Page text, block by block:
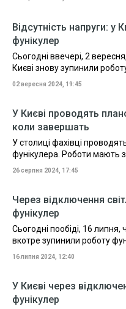
Відсутність напруги: у
фунікулер
Сьогодні ввечері, 2
Києві знову зупинили
02 вересня 2024, 19:45
У Києві проводять
коли завершать
У столиці фахівці
фунікулера. Роботи мають
26 серпня 2024, 17:45
Через відключення
фунікулер
Сьогодні пообіді, 16 липня,
вкотре зупинили роботу
16 липня 2024, 12:40
У Києві через
фунікулер